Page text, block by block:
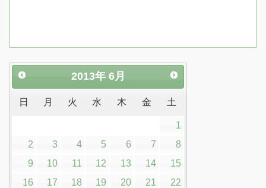
2013年 6月
日 月 火 水 木 金 土
1
2
3 4 5 6 7
8
9
10 11 12 13 14
15
16
17 18 19 20 21
22